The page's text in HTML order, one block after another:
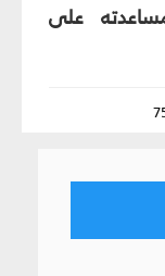
على